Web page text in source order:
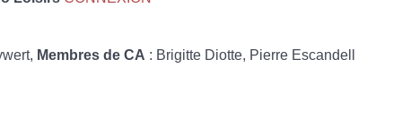
Membres de CA : Brigitte Diotte, Pierre Escandell